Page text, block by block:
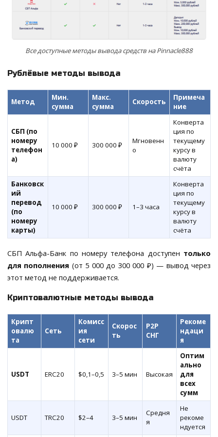
Все доступные методы вывода средств на Pinnacle888
Рублёвые методы вывода
Метод
Мин.
сумма
Макс.
сумма
Скорость
Примеча
ние
СБП (по
номеру
телефон
а)
10 000 ₽ 300 000 ₽
Мгновенн
о
Конверта
ция по
текущему
курсу в
валюту
счёта
Банковск
ий
перевод
(по
номеру
карты)
10 000 ₽ 300 000 ₽ 1–3 часа
Конверта
ция по
текущему
курсу в
валюту
счёта
СБП Альфа-Банк по номеру телефона доступен только
для пополнения (от 5 000 до 300 000 ₽) — вывод через
этот метод не поддерживается.
Криптовалютные методы вывода
Крипт
овалю
та
Сеть
Комисс
ия
сети
Скорос
ть
P2P
СНГ
Рекоме
ндаци
я
USDT ERC20 $0,1–0,5 3–5 мин Высокая
Оптим
ально
для
всех
сумм
USDT TRC20 $2–4 3–5 мин
Средня
я
Не
рекоме
ндуется